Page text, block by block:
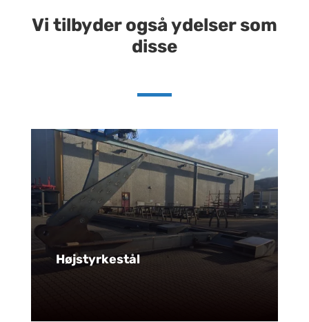
Vi tilbyder også ydelser som
disse
Højstyrkestål